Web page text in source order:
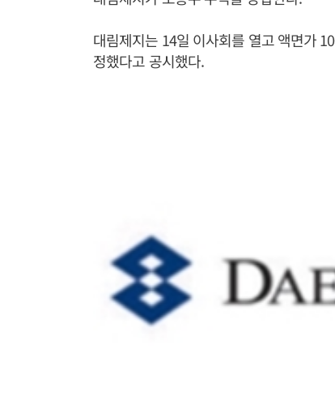
대림제지는 14일 이사회를 열고 액면가
정했다고 공시했다.